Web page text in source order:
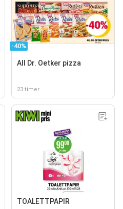
-40%
All Dr. Oetker pizza
23 timer
TOALETTPAPIR